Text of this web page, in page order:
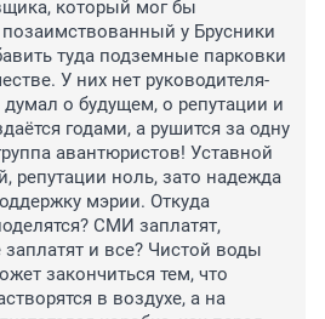
который мог бы
у Брусники
туда подземные парковки
У них нет руководителя-
думал о будущем, о репутации и
годами, а рушится за одну
авантюристов! Уставной
репутации ноль, зато надежда
мэрии. Откуда
СМИ заплатят,
и все? Чистой воды
закончиться тем, что
в воздухе, а на